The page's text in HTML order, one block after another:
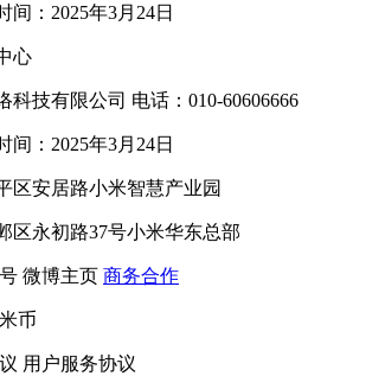
间：2025年3月24日
心
科技有限公司 电话：010-60606666
间：2025年3月24日
区安居路小米智慧产业园
区永初路37号小米华东总部
微博主页 商务合作
米币
用户服务协议